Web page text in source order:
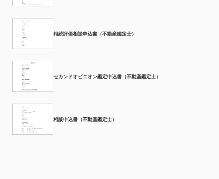
相続評価相談申込書（不動産鑑定士）
セカンドオピニオン鑑定申込書（不動産鑑定士）
相談申込書（不動産鑑定士）